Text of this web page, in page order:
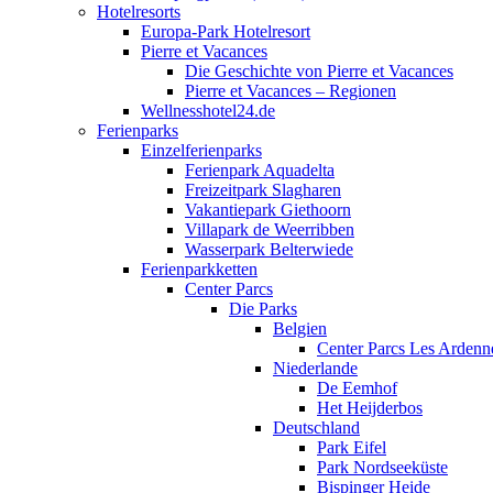
Hotelresorts
Europa-Park Hotelresort
Pierre et Vacances
Die Geschichte von Pierre et Vacances
Pierre et Vacances – Regionen
Wellnesshotel24.de
Ferienparks
Einzelferienparks
Ferienpark Aquadelta
Freizeitpark Slagharen
Vakantiepark Giethoorn
Villapark de Weerribben
Wasserpark Belterwiede
Ferienparkketten
Center Parcs
Die Parks
Belgien
Center Parcs Les
Niederlande
De Eemhof
Het Heijderbos
Deutschland
Park Eifel
Park Nordseeküste
Bispinger Heide